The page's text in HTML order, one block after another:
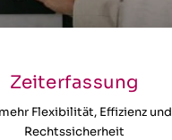
Zeiterfassung
Flexibilität, Effizienz und
Rechtssicherheit